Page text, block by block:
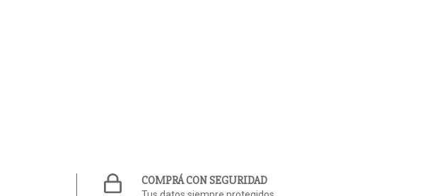
COMPRÁ CON SEGURIDAD